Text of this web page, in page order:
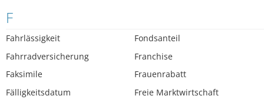
F
Fahrlässigkeit
Fahrradversicherung
Faksimile
Fälligkeitsdatum
Fondsanteil
Franchise
Frauenrabatt
Freie Marktwirtschaft